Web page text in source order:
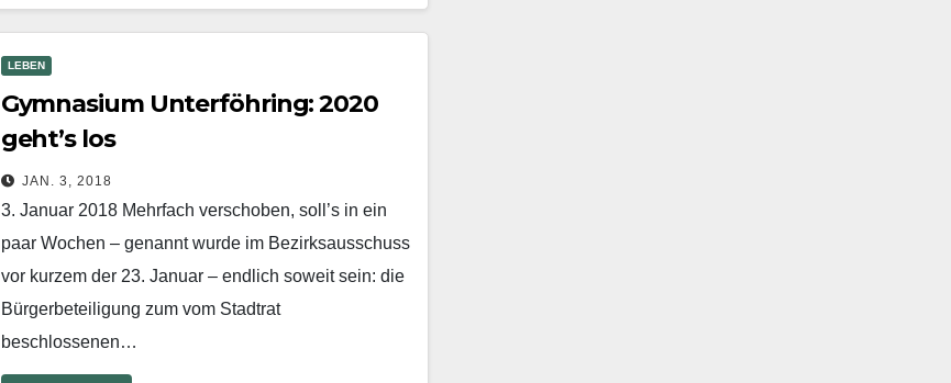
LEBEN
Gymnasium Unterföhring: 2020
geht’s los
JAN. 3, 2018
3. Januar 2018 Mehrfach verschoben, soll’s in ein
paar Wochen – genannt wurde im Bezirksausschuss
vor kurzem der 23. Januar – endlich soweit sein: die
Bürgerbeteiligung zum vom Stadtrat
beschlossenen…